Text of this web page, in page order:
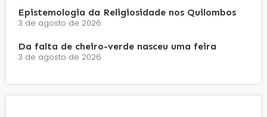
Epistemologia da Religiosidade nos Quilombos
3 de agosto de 2026
Da falta de cheiro-verde nasceu uma feira
3 de agosto de 2026